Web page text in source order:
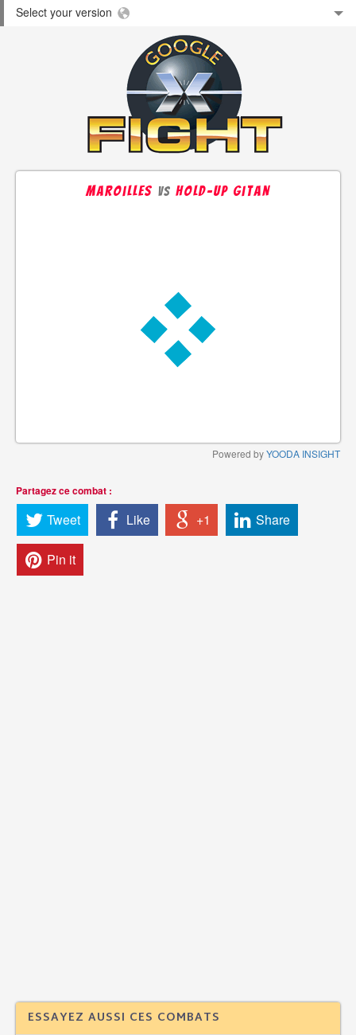
Select your version
Maroilles vs Hold-up gitan
Powered byYOODA INSIGHT
Partagez ce combat :
Tweet Like +1 Share
Pin it
ESSAYEZ AUSSI CES COMBATS